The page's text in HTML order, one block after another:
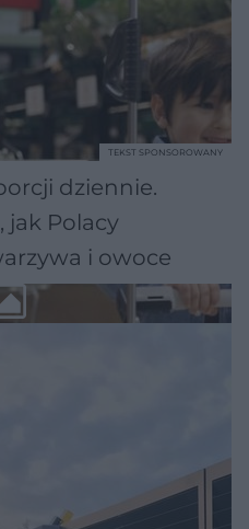
dziennie.
jak Polacy
i owoce
TEKST SPONSOROWANY